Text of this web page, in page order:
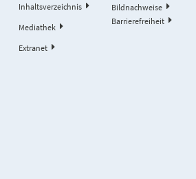
Inhaltsverzeichnis
Mediathek
Extranet
Bildnachweise
Barrierefreiheit